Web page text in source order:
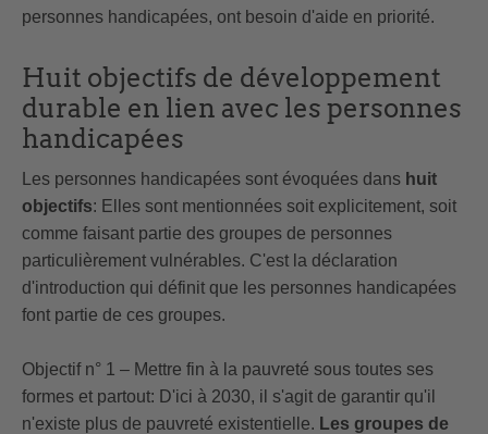
personnes handicapées, ont besoin d'aide en priorité.
Huit objectifs de développement
durable en lien avec les personnes
handicapées
Les personnes handicapées sont évoquées dans huit
objectifs: Elles sont mentionnées soit explicitement, soit
comme faisant partie des groupes de personnes
particulièrement vulnérables. C'est la déclaration
d'introduction qui définit que les personnes handicapées
font partie de ces groupes.
Objectif n° 1 – Mettre fin à la pauvreté sous toutes ses
formes et partout: D'ici à 2030, il s'agit de garantir qu'il
n'existe plus de pauvreté existentielle. Les groupes de